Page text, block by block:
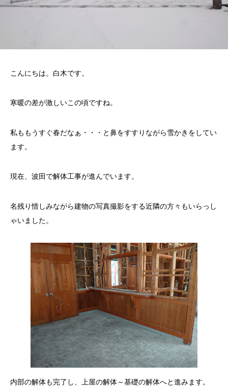
こんにちは。白木です。
寒暖の差が激しいこの頃ですね。
私ももうすぐ春だなぁ・・・と鼻をすすりながら雪かきをしてい
ます。
現在、波田で解体工事が進んでいます。
名残り惜しみながら建物の写真撮影をする近隣の方々もいらっし
ゃいました。
内部の解体も完了し、上屋の解体～基礎の解体へと進みます。